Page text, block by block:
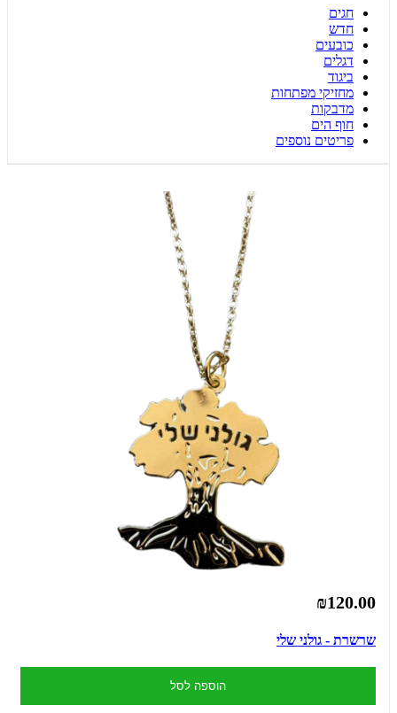
חגים
חדש
כובעים
דגלים
ביגוד
מחזיקי מפתחות
מדבקות
חוף הים
פריטים נוספים
₪120.00
שרשרת - גולני שלי
הוספה לסל